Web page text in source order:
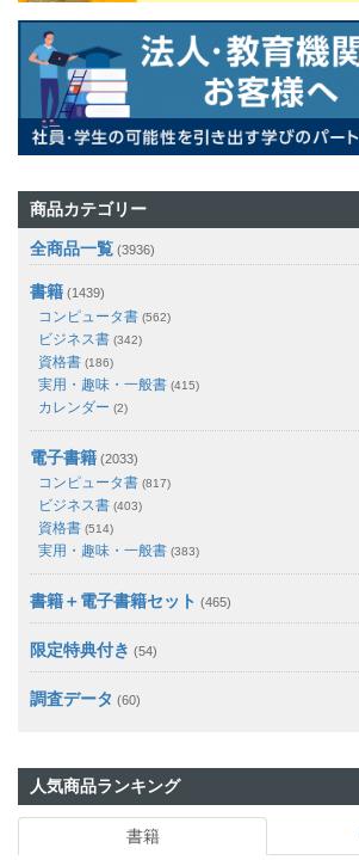
商品カテゴリー
全商品一覧 (3936)
書籍 (1439)
コンピュータ書 (562)
ビジネス書 (342)
資格書 (186)
実用・趣味・一般書 (415)
カレンダー (2)
電子書籍 (2033)
コンピュータ書 (817)
ビジネス書 (403)
資格書 (514)
実用・趣味・一般書 (383)
書籍＋電子書籍セット (465)
限定特典付き (54)
調査データ (60)
人気商品ランキング
書籍